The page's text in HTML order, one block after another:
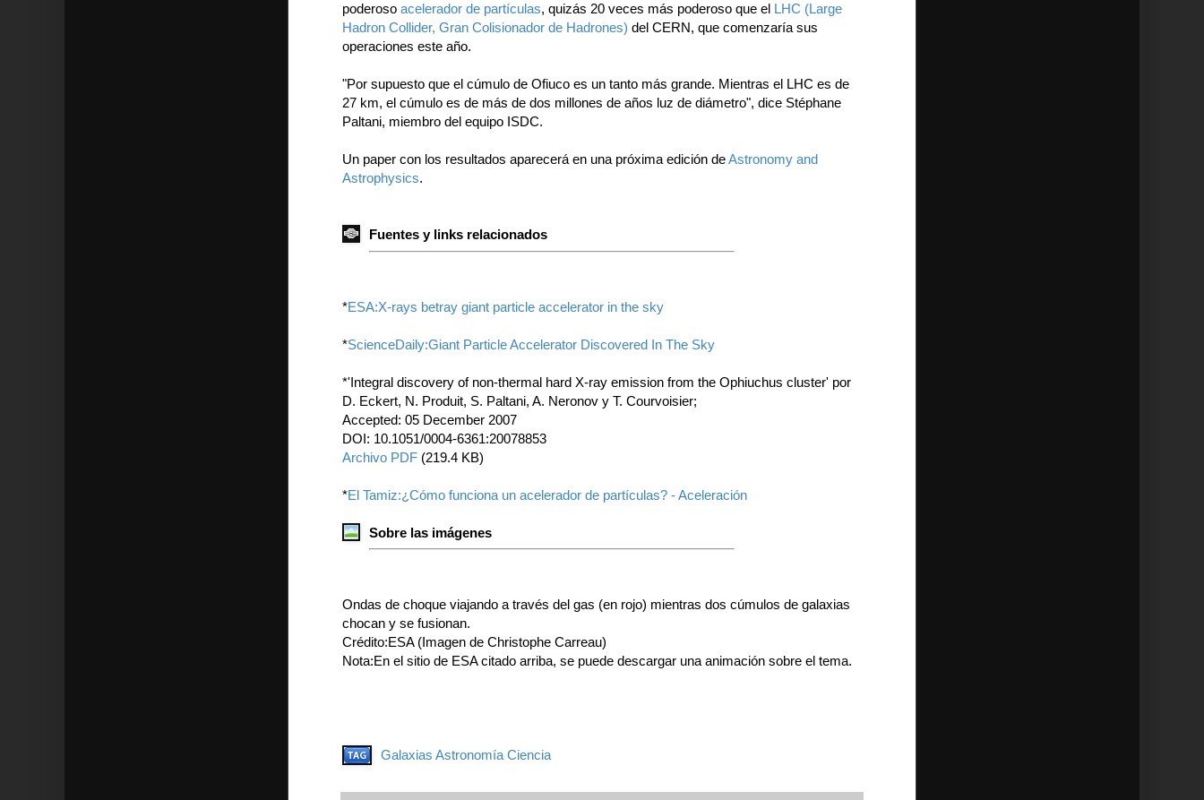
poderoso acelerador de partículas, quizás 20 veces más poderoso que el LHC (Large
Hadron Collider, Gran Colisionador de Hadrones) del CERN, que comenzaría sus
operaciones este año.
"Por supuesto que el cúmulo de Ofiuco es un tanto más grande. Mientras el LHC es de
27 km, el cúmulo es de más de dos millones de años luz de diámetro", dice Stéphane
Paltani, miembro del equipo ISDC.
Un paper con los resultados aparecerá en una próxima edición deAstronomy and
Astrophysics.
Fuentes y links relacionados
*ESA:X-rays betray giant particle accelerator in the sky
*ScienceDaily:Giant Particle Accelerator Discovered In The Sky
*'Integral discovery of non-thermal hard X-ray emission from the Ophiuchus cluster' por
D. Eckert, N. Produit, S. Paltani, A. Neronov y T. Courvoisier;
Accepted: 05 December 2007
DOI: 10.1051/0004-6361:20078853
Archivo PDF (219.4 KB)
*El Tamiz:¿Cómo funciona un acelerador de partículas? - Aceleración
Sobre las imágenes
Ondas de choque viajando a través del gas (en rojo) mientras dos cúmulos de galaxias
chocan y se fusionan.
Crédito:ESA (Imagen de Christophe Carreau)
Nota:En el sitio de ESA citado arriba, se puede descargar una animación sobre el tema.
Galaxias Astronomía Ciencia